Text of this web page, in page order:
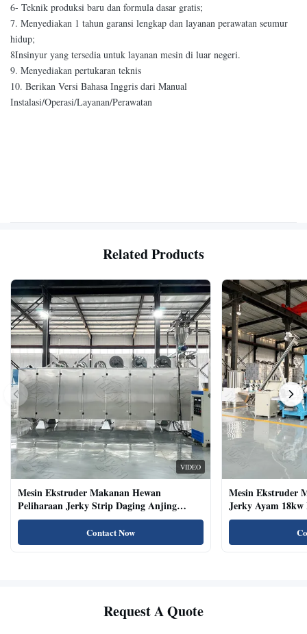
6- Teknik produksi baru dan formula dasar gratis;
7. Menyediakan 1 tahun garansi lengkap dan layanan perawatan seumur
hidup;
8Insinyur yang tersedia untuk layanan mesin di luar negeri.
9. Menyediakan pertukaran teknis
10. Berikan Versi Bahasa Inggris dari Manual
Instalasi/Operasi/Layanan/Perawatan
Related Products
VIDEO
Mesin Ekstruder Makanan Hewan
Peliharaan Jerky Strip Daging Anjing
Dengan Sistem Baki Otomatis
Contact Now
Mesin Ekstruder
Jerky Ayam
Kucing Kering
Request A Quote